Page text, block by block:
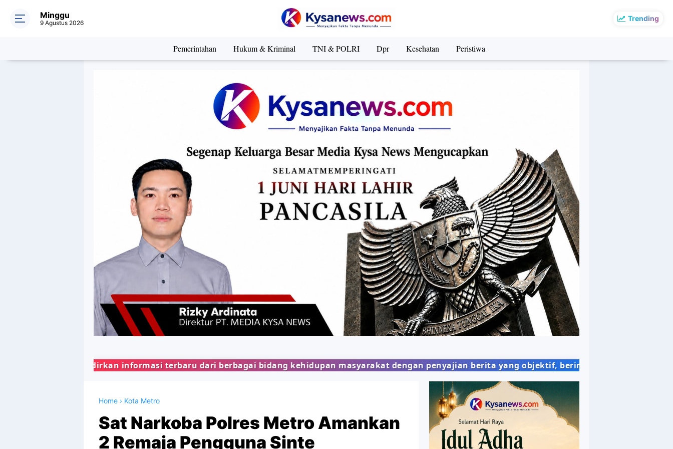
Trending
Minggu
9 Agustus 2026
Pemerintahan Hukum & Kriminal TNI & POLRI Dpr Kesehatan Peristiwa
informasi terbaru dari berbagai bidang kehidupan masyarakat dengan penyajian berita yang objektif, berimbang, dan mudah dipahami, demi
Home › Kota Metro
Sat Narkoba Polres Metro Amankan
2 Remaja Pengguna Sinte